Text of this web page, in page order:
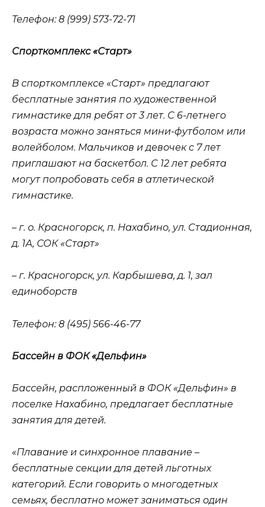
Телефон: 8 (999) 573-72-71
Спорткомплекс «Старт»
В спорткомплексе «Старт» предлагают
бесплатные занятия по художественной
гимнастике для ребят от 3 лет. С 6-летнего
возраста можно заняться мини-футболом или
волейболом. Мальчиков и девочек с 7 лет
приглашают на баскетбол. С 12 лет ребята
могут попробовать себя в атлетической
гимнастике.
– г. о. Красногорск, п. Нахабино, ул. Стадионная,
д. 1А, СОК «Старт»
– г. Красногорск, ул. Карбышева, д. 1, зал
единоборств
Телефон: 8 (495) 566-46-77
Бассейн в ФОК «Дельфин»
Бассейн, распложенный в ФОК «Дельфин» в
поселке Нахабино, предлагает бесплатные
занятия для детей.
«Плавание и синхронное плавание –
бесплатные секции для детей льготных
категорий. Если говорить о многодетных
семьях, бесплатно может заниматься один